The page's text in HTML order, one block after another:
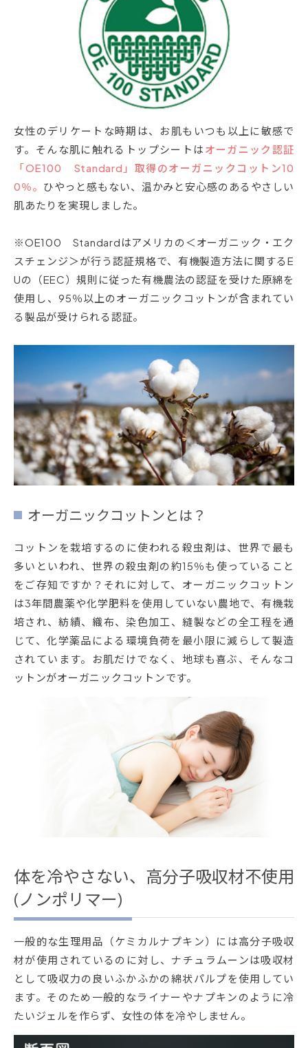
女性のデリケートな時期は、お肌もいつも以上に敏感で
す。そんな肌に触れるトップシートは オーガニック認証
「OE100 Standard」取得のオーガニックコットン10
0％。 ひやっと感もない、温かみと安心感のあるやさしい
肌あたりを実現しました。
※OE100 Standardはアメリカの＜オーガニック・エク
スチェンジ＞が行う認証規格で、有機製造方法に関するE
Uの（EEC）規則に従った有機農法の認証を受けた原綿を
使用し、95％以上のオーガニックコットンが含まれてい
る製品が受けられる認証。
オーガニックコットンとは？
コットンを栽培するのに使われる殺虫剤は、世界で最も
多いといわれ、世界の殺虫剤の約15％も使っていること
をご存知ですか？それに対して、オーガニックコットン
は3年間農薬や化学肥料を使用していない農地で、有機栽
培され、紡績、織布、染色加工、縫製などの全工程を通
じて、化学薬品による環境負荷を最小限に減らして製造
されています。お肌だけでなく、地球も喜ぶ、そんなコ
ットンがオーガニックコットンです。
体を冷やさない、高分子吸収材不使用
(ノンポリマー)
一般的な生理用品（ケミカルナプキン）には高分子吸収
材が使用されているのに対し、ナチュラムーンは吸収材
として吸収力の良いふかふかの綿状パルプを使用してい
ます。そのため一般的なライナーやナプキンのように冷
たいジェルを作らず、女性の体を冷やしません。